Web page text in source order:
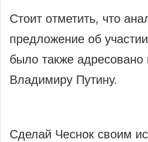
Стоит отметить, что
предложение об
было также адресовано
Владимиру Путину.
Сделай Чеснок своим